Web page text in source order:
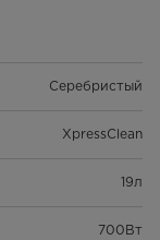
Серебристый
XpressClean
19л
700Вт